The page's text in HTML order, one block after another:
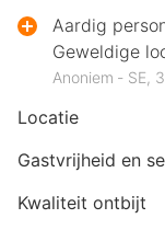
Locatie
Gastvrijheid en
Kwaliteit ontbijt
Aardig
Geweldige
Anoniem ‐ SE,